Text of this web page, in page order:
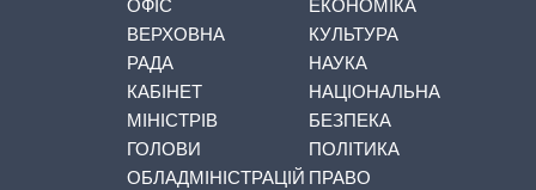
ОФІС
ВЕРХОВНА
РАДА
КАБІНЕТ
МІНІСТРІВ
ГОЛОВИ
ОБЛАДМІНІСТРАЦІЙ
ЕКОНОМІКА
КУЛЬТУРА
НАУКА
НАЦІОНАЛЬНА
БЕЗПЕКА
ПОЛІТИКА
ПРАВО